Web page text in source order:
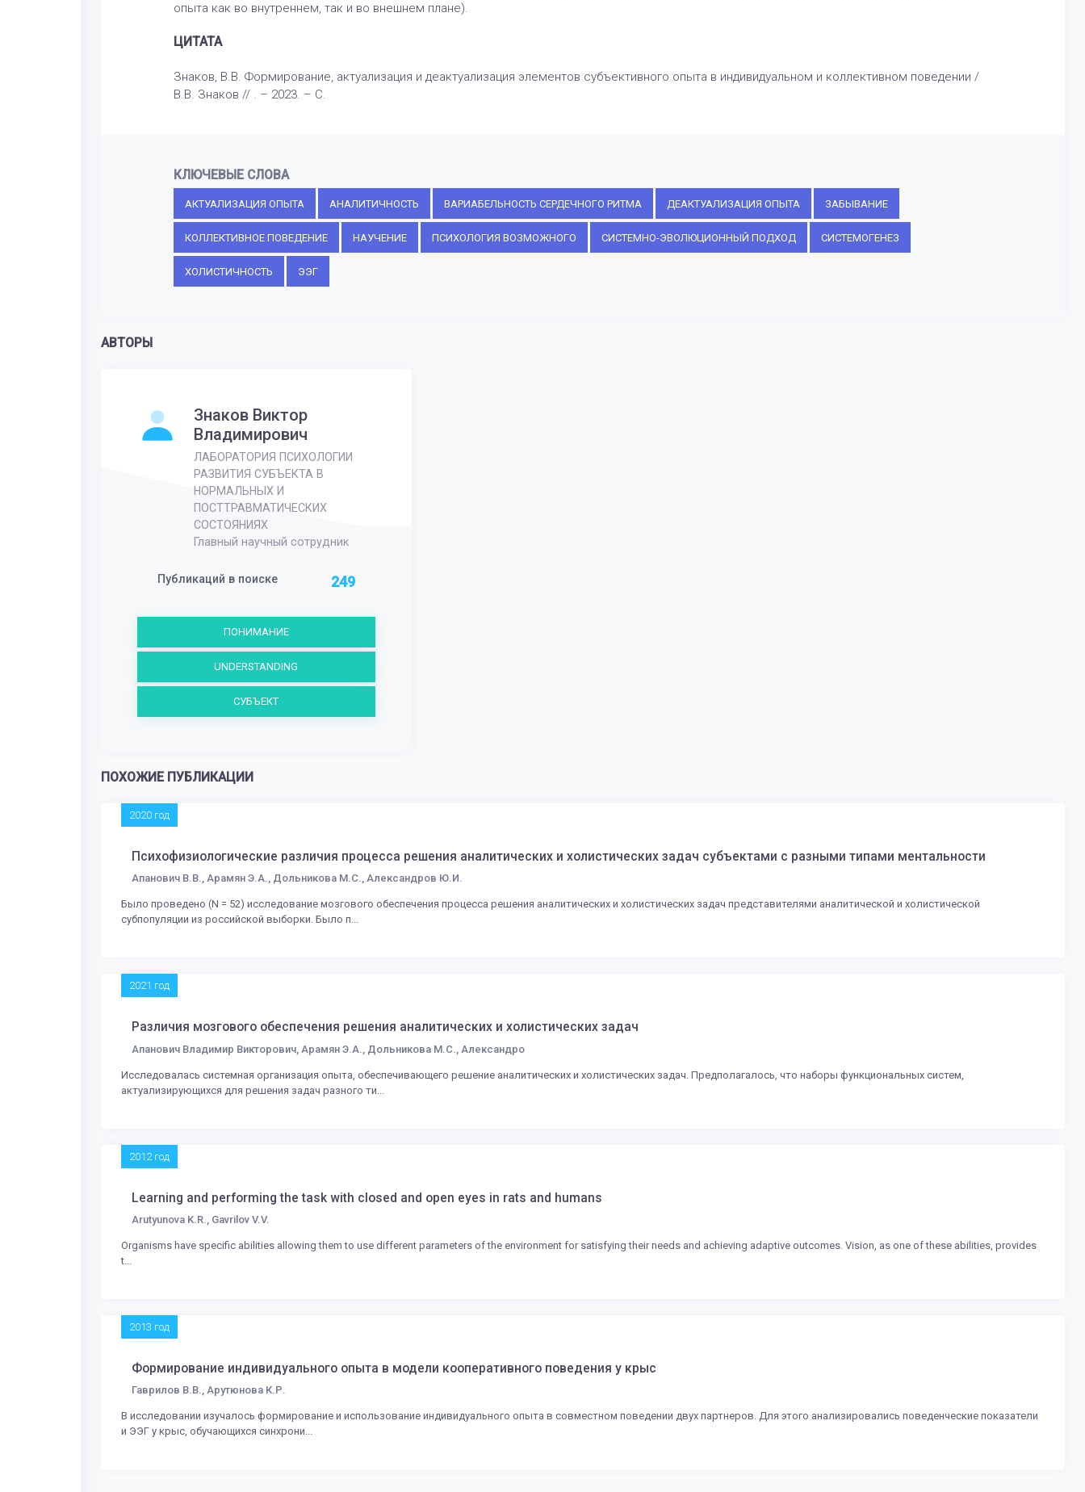
опыта как во внутреннем, так и во внешнем плане).
ЦИТАТА
Знаков, В.В. Формирование, актуализация и деактуализация элементов субъективного опыта в индивидуальном и коллективном поведении /
В.В. Знаков // . – 2023. – С.
КЛЮЧЕВЫЕ СЛОВА
АКТУАЛИЗАЦИЯ ОПЫТА АНАЛИТИЧНОСТЬ ВАРИАБЕЛЬНОСТЬ СЕРДЕЧНОГО РИТМА ДЕАКТУАЛИЗАЦИЯ ОПЫТА ЗАБЫВАНИЕ
КОЛЛЕКТИВНОЕ ПОВЕДЕНИЕ НАУЧЕНИЕ ПСИХОЛОГИЯ ВОЗМОЖНОГО СИСТЕМНО-ЭВОЛЮЦИОННЫЙ ПОДХОД СИСТЕМОГЕНЕЗ
ХОЛИСТИЧНОСТЬ ЭЭГ
АВТОРЫ
Знаков Виктор
Владимирович
ЛАБОРАТОРИЯ ПСИХОЛОГИИ
РАЗВИТИЯ СУБЪЕКТА В
НОРМАЛЬНЫХ И
ПОСТТРАВМАТИЧЕСКИХ
СОСТОЯНИЯХ
Главный научный сотрудник
Публикаций в поиске 249
ПОНИМАНИЕ
UNDERSTANDING
СУБЪЕКТ
ПОХОЖИЕ ПУБЛИКАЦИИ
2020 год
Психофизиологические различия процесса решения аналитических и холистических задач субъектами с разными типами ментальности
Апанович В.В., Арамян Э.А., Дольникова М.С., Александров Ю.И.
Было проведено (N = 52) исследование мозгового обеспечения процесса решения аналитических и холистических задач представителями аналитической и холистической
субпопуляции из российской выборки. Было п...
2021 год
Различия мозгового обеспечения решения аналитических и холистических задач
Апанович Владимир Викторович, Арамян Э.А., Дольникова М.С., Александро
Исследовалась системная организация опыта, обеспечивающего решение аналитических и холистических задач. Предполагалось, что наборы функциональных систем,
актуализирующихся для решения задач разного ти...
2012 год
Learning and performing the task with closed and open eyes in rats and humans
Arutyunova K.R., Gavrilov V.V.
Organisms have specific abilities allowing them to use different parameters of the environment for satisfying their needs and achieving adaptive outcomes. Vision, as one of these abilities, provides
t...
2013 год
Формирование индивидуального опыта в модели кооперативного поведения у крыс
Гаврилов В.В., Арутюнова К.Р.
В исследовании изучалось формирование и использование индивидуального опыта в совместном поведении двух партнеров. Для этого анализировались поведенческие показатели
и ЭЭГ у крыс, обучающихся синхрони...